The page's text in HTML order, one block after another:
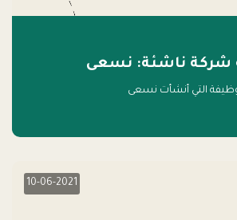
ناشئة: نسعى
التي أنشأت نسعى
10-06-2021